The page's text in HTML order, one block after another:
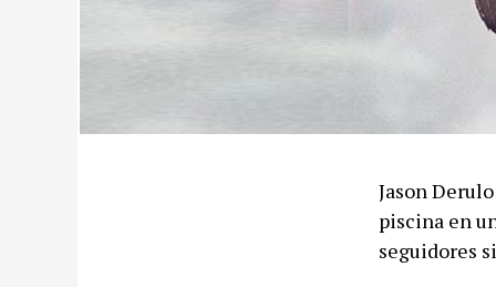
Jason
piscina en
seguidores